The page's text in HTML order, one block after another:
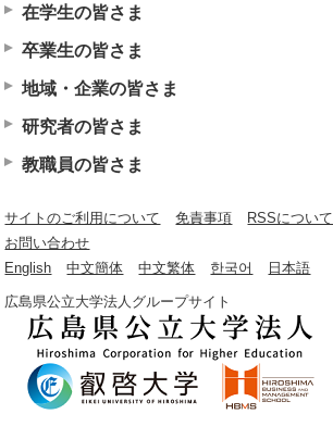
在学生の皆さま
卒業生の皆さま
地域・企業の皆さま
研究者の皆さま
教職員の皆さま
サイトのご利用について 免責事項 RSSについて
お問い合わせ
English
中文簡体 中文繁体 한국어 日本語
広島県公立大学法人グループサイト